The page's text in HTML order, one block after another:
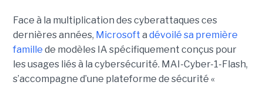
Face à la multiplication des cyberattaques ces
dernières années, Microsoft a dévoilé sa première
famille de modèles IA spécifiquement conçus pour
les usages liés à la cybersécurité. MAI-Cyber-1-Flash,
s’accompagne d’une plateforme de sécurité «